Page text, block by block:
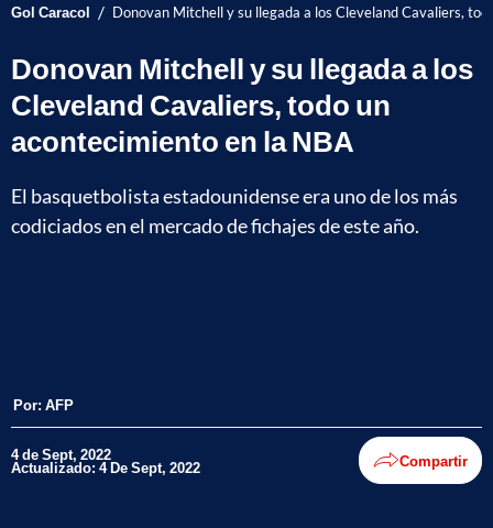
Gol Caracol / Donovan Mitchell y su llegada a los Cleveland Cavaliers,
Donovan Mitchell y su llegada a los
Cleveland Cavaliers, todo un
acontecimiento en la NBA
El basquetbolista estadounidense era uno de los más
codiciados en el mercado de fichajes de este año.
Por: AFP
4 de Sept, 2022
Actualizado: 4 De Sept, 2022 Compartir